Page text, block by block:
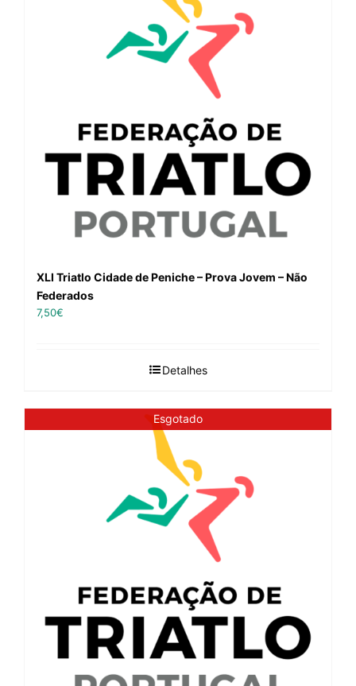
XLI Triatlo Cidade de Peniche – Prova Jovem – Não
Federados
7,50€
Detalhes
Esgotado